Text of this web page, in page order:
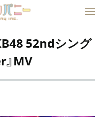
52ndシング
MV